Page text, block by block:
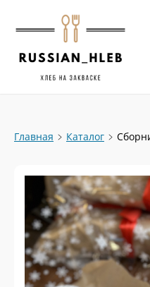
Главная Каталог